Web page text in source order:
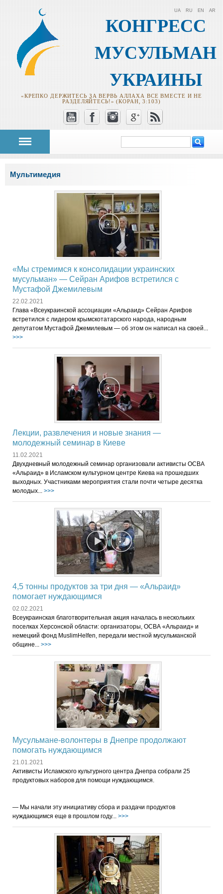
КОНГРЕСС
МУСУЛЬМАН
УКРАИНЫ
«КРЕПКО ДЕРЖИТЕСЬ ЗА ВЕРВЬ АЛЛАХА ВСЕ ВМЕСТЕ И НЕ
РАЗДЕЛЯЙТЕСЬ!» (КОРАН, 3:103)
UA RU EN AR
Форма поиска
Вы здесь
Мультимедия
«Мы стремимся к консолидации украинских
мусульман» — Сейран Арифов встретился с
Мустафой Джемилевым
22.02.2021
Глава «Всеукраинской ассоциации «Альраид» Сейран Арифов
встретился с лидером крымскотатарского народа, народным
депутатом Мустафой Джемилевым — об этом он написал на своей...
>>>
Лекции, развлечения и новые знания —
молодежный семинар в Киеве
11.02.2021
Двухдневный молодежный семинар организовали активисты ОСВА
«Альраид» в Исламском культурном центре Киева на прошедших
выходных. Участниками мероприятия стали почти четыре десятка
молодых... >>>
4,5 тонны продуктов за три дня — «Альраид»
помогает нуждающимся
02.02.2021
Всеукраинская благотворительная акция началась в нескольких
поселках Херсонской области: организаторы, ОСВА «Альраид» и
немецкий фонд MuslimHelfen, передали местной мусульманской
общине... >>>
Мусульмане-волонтеры в Днепре продолжают
помогать нуждающимся
21.01.2021
Активисты Исламского культурного центра Днепра собрали 25
продуктовых наборов для помощи нуждающимся.
— Мы начали эту инициативу сбора и раздачи продуктов
нуждающимся еще в прошлом году... >>>